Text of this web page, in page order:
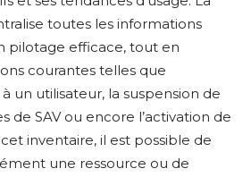
toutes les informations
pilotage efficace, tout en
courantes telles que
à un utilisateur, la suspension de
de SAV ou encore l’activation de
inventaire, il est possible de
une ressource ou de